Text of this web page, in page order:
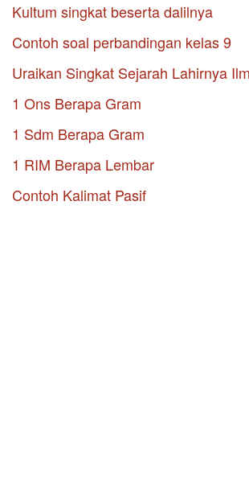
Kultum singkat beserta dalilnya
Contoh soal perbandingan kelas 9
Uraikan Singkat Sejarah Lahirnya
1 Ons Berapa Gram
1 Sdm Berapa Gram
1 RIM Berapa Lembar
Contoh Kalimat Pasif